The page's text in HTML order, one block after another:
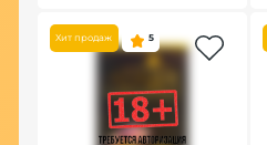
Хит продаж 5